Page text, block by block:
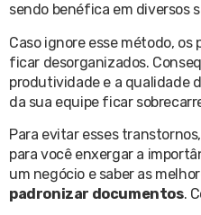
sendo benéfica em diversos
Caso ignore esse método,
ficar desorganizados.
produtividade e a qualidade
da sua equipe ficar
Para evitar esses
para você enxergar a
um negócio e saber as
padronizar documentos.